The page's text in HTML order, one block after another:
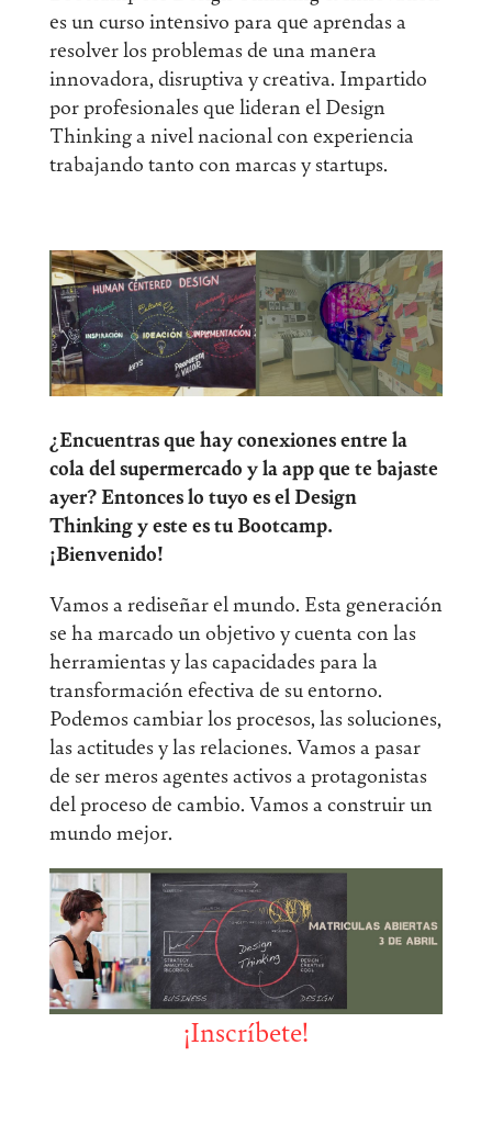
es un curso intensivo para que aprendas a
resolver los problemas de una manera
innovadora, disruptiva y creativa. Impartido
por profesionales que lideran el Design
Thinking a nivel nacional con experiencia
trabajando tanto con marcas y startups.
¿Encuentras que hay conexiones entre la
cola del supermercado y la app que te bajaste
ayer? Entonces lo tuyo es el Design
Thinking y este es tu Bootcamp.
¡Bienvenido!
Vamos a rediseñar el mundo. Esta generación
se ha marcado un objetivo y cuenta con las
herramientas y las capacidades para la
transformación efectiva de su entorno.
Podemos cambiar los procesos, las soluciones,
las actitudes y las relaciones. Vamos a pasar
de ser meros agentes activos a protagonistas
del proceso de cambio. Vamos a construir un
mundo mejor.
¡Inscríbete!